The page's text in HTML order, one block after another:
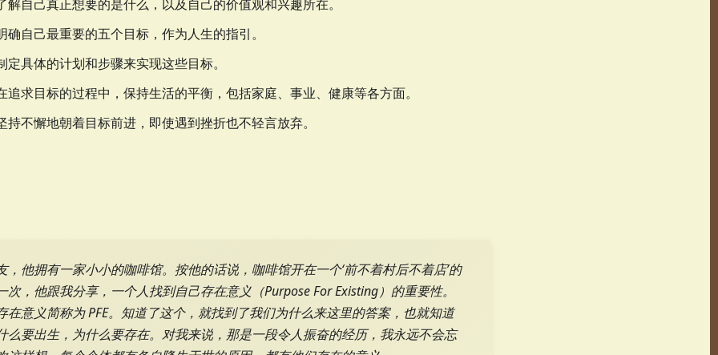
解自己真正想要的是什么，以及自己的价值观和兴趣所在。
确自己最重要的五个目标，作为人生的指引。
定具体的计划和步骤来实现这些目标。
追求目标的过程中，保持生活的平衡，包括家庭、事业、健康等各方面。
持不懈地朝着目标前进，即使遇到挫折也不轻言放弃。
，他拥有一家小小的咖啡馆。按他的话说，咖啡馆开在一个‘前不着村后不着店’的
次，他跟我分享，一个人找到自己存在意义（Purpose For Existing）的重要性。
在意义简称为 PFE。知道了这个，就找到了我们为什么来这里的答案，也就知道
么要出生，为什么要存在。对我来说，那是一段令人振奋的经历，我永远不会忘